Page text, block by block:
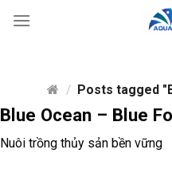
/ Posts tagged
Blue Ocean – Blue
Nuôi trồng thủy sản bền vững